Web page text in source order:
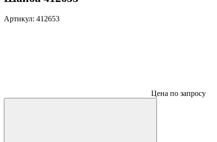
Артикул: 412653
Цена по запросу